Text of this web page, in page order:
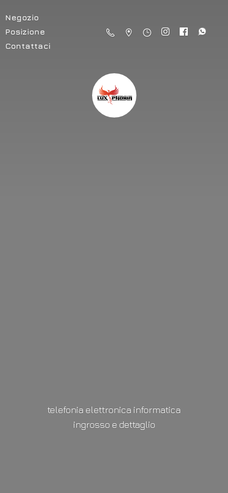
Negozio
Posizione
Contattaci
telefonia elettronica informatica
ingrosso e dettaglio